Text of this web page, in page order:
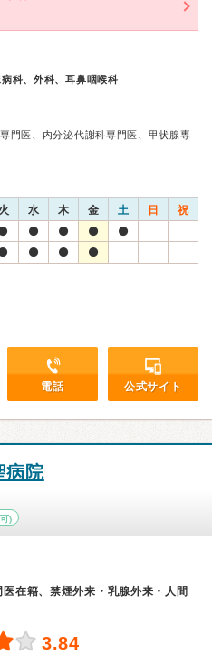
科、外科、耳鼻咽喉科
門医、内分泌代謝科専門医、甲状腺専
火 水 木 金 土 日 祝
電話 公式サイト
病院
)
在籍、禁煙外来・乳腺外来・人間
3.84